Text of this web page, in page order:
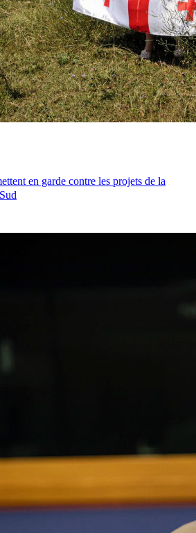
en garde contre les projets de la